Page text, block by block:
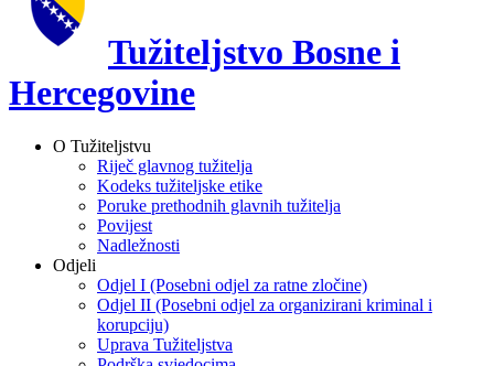
Tužiteljstvo Bosne i
Hercegovine
O Tužiteljstvu
Riječ glavnog tužitelja
Kodeks tužiteljske etike
Poruke prethodnih glavnih tužitelja
Povijest
Nadležnosti
Odjeli
Odjel I (Posebni odjel za ratne zločine)
Odjel II (Posebni odjel za organizirani kriminal i
korupciju)
Uprava Tužiteljstva